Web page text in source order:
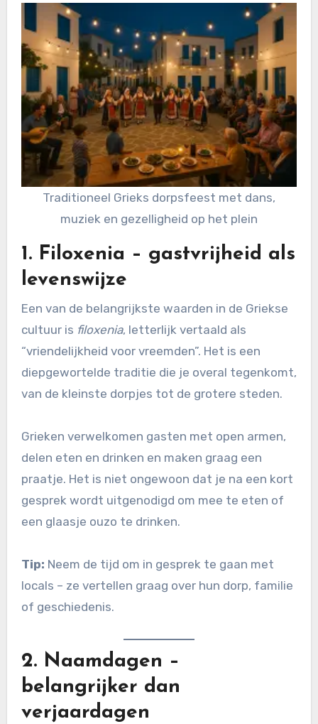
Traditioneel Grieks dorpsfeest met dans,
muziek en gezelligheid op het plein
1. Filoxenia – gastvrijheid als
levenswijze
Een van de belangrijkste waarden in de Griekse
cultuur is filoxenia, letterlijk vertaald als
“vriendelijkheid voor vreemden”. Het is een
diepgewortelde traditie die je overal tegenkomt,
van de kleinste dorpjes tot de grotere steden.
Grieken verwelkomen gasten met open armen,
delen eten en drinken en maken graag een
praatje. Het is niet ongewoon dat je na een kort
gesprek wordt uitgenodigd om mee te eten of
een glaasje ouzo te drinken.
Tip: Neem de tijd om in gesprek te gaan met
locals – ze vertellen graag over hun dorp, familie
of geschiedenis.
2. Naamdagen –
belangrijker dan
verjaardagen